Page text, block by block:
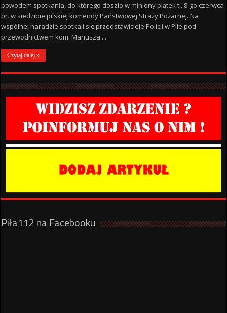
powodem spotkania, do którego doszło w miniony piątek tj. 8-go czerwca
br. w siedzibie pilskiej komendy Państwowej Straży Pożarnej. Na
wspólnej naradzie spotkali się przedstawiciele Policji w Pile pod
przewodnictwem kom. Mariusza ...
Czytaj dalej »
Piła112 na Facebooku